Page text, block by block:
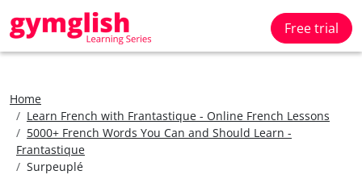
Free trial
Home
Learn French with Frantastique - Online French Lessons
5000+ French Words You Can and Should Learn -
Frantastique
Surpeuplé